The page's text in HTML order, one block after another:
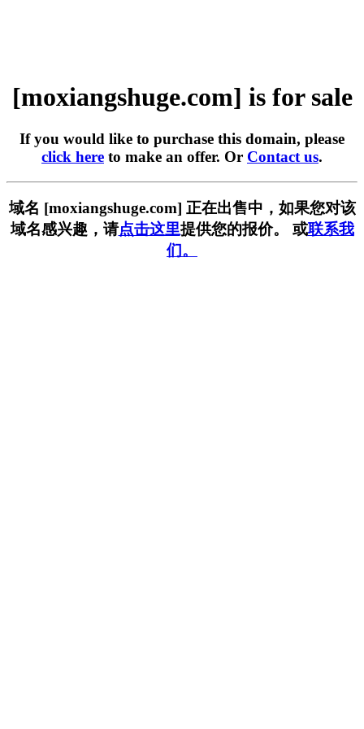
[moxiangshuge.com] is for sale
If you would like to purchase this domain, please
click here to make an offer. Or Contact us.
域名 [moxiangshuge.com] 正在出售中，如果您对该
域名感兴趣，请点击这里提供您的报价。 或联系我
们。